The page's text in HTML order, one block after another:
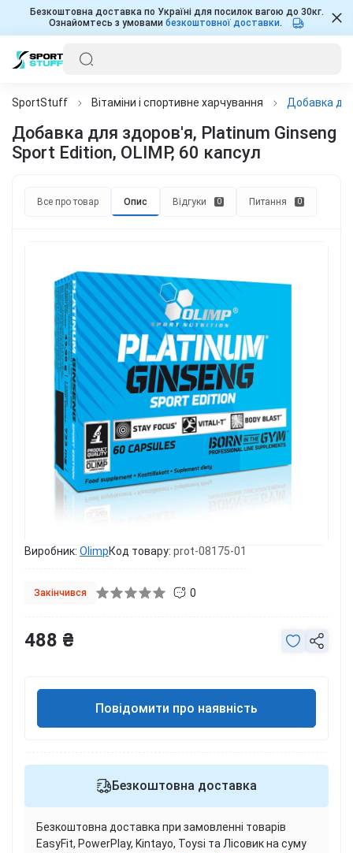
Безкоштовна доставка по Україні для посилок вагою до 30кг.
Ознайомтесь з умовами безкоштовної доставки.
SportStuff Вітаміни і спортивне харчування Добавка
Добавка для здоров'я, Platinum Ginseng
Sport Edition, OLIMP, 60 капсул
Все про товар Опис Відгуки 0 Питання 0
Виробник: OlimpКод товару: prot-08175-01
Закінчився 0
488 ₴
Повідомити про наявність
Безкоштовна доставка
Безкоштовна доставка при замовленні товарів
EasyFit, PowerPlay, Kintayo, Toysi та Лісовик на суму